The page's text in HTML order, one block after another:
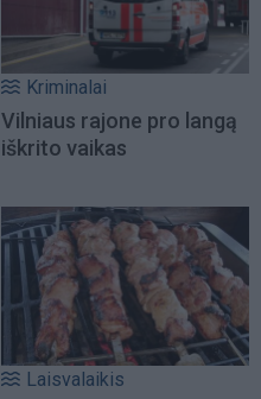
Kriminalai
Vilniaus rajone pro langą
iškrito vaikas
Laisvalaikis